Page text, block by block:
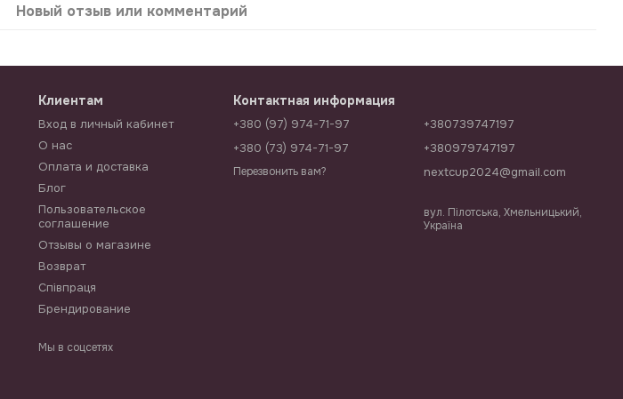
Новый отзыв или комментарий
Клиентам
Вход в личный кабинет
О нас
Оплата и доставка
Блог
Пользовательское
соглашение
Отзывы о магазине
Возврат
Співпраця
Брендирование
Мы в соцсетях
Контактная информация
+380 (97) 974-71-97
+380 (73) 974-71-97
Перезвонить вам?
+380739747197
+380979747197
nextcup2024@gmail.com
вул. Пілотська, Хмельницький,
Україна